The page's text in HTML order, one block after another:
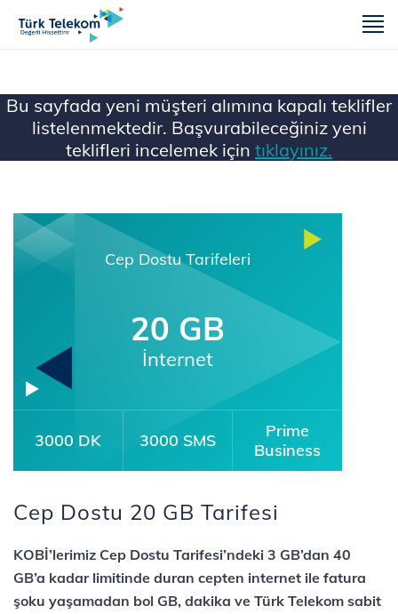
Bu sayfada yeni müşteri alımına kapalı teklifler
listelenmektedir. Başvurabileceğiniz yeni
teklifleri incelemek için tıklayınız.
Ana Sayfa Mobil
Cep Dostu Tarifeleri
20 GB
İnternet
3000 DK 3000 SMS
Prime
Business
Cep Dostu 20 GB Tarifesi
KOBİ’lerimiz Cep Dostu Tarifesi’ndeki 3 GB’dan 40
GB’a kadar limitinde duran cepten internet ile fatura
şoku yaşamadan bol GB, dakika ve Türk Telekom sabit